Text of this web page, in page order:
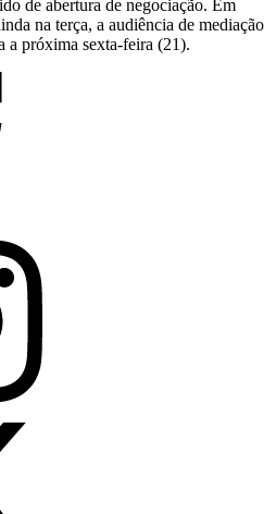
de abertura de negociação. Em
na terça, a audiência de mediação
a próxima sexta-feira (21).